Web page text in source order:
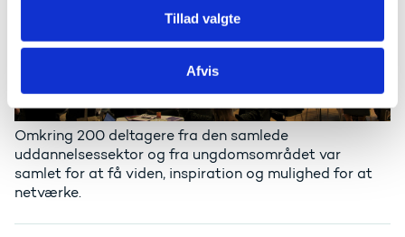
Tillad valgte
Afvis
Omkring 200 deltagere fra den samlede
uddannelsessektor og fra ungdomsområdet var
samlet for at få viden, inspiration og mulighed for at
netværke.